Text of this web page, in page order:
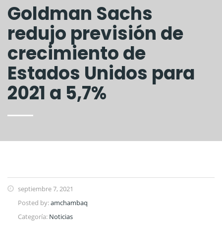
Goldman Sachs
redujo previsión de
crecimiento de
Estados Unidos para
2021 a 5,7%
septiembre 7, 2021
Posted by:amchambaq
Categoría: Noticias